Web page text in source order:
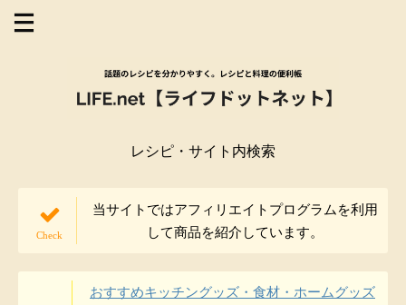
レシピ・サイト内検索
当サイトではアフィリエイトプログラムを利用
して商品を紹介しています。
おすすめキッチングッズ・食材・ホームグッズ